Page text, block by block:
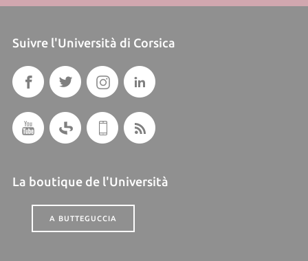
Suivre l'Università di Corsica
La boutique de l'Università
A BUTTEGUCCIA